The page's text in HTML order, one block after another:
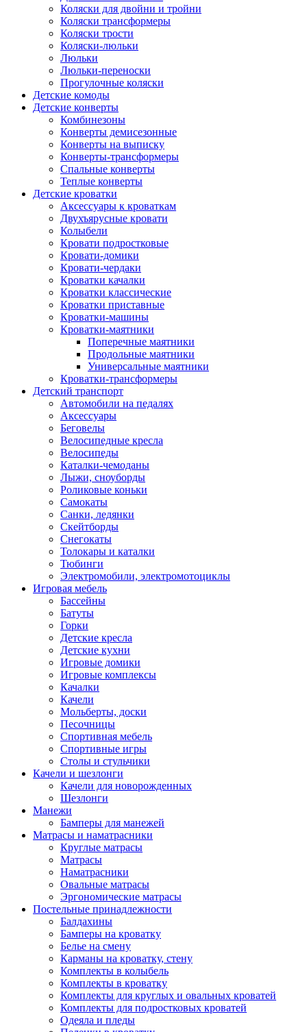
Коляски для двойни и тройни
Коляски трансформеры
Коляски трости
Коляски-люльки
Люльки
Люльки-переноски
Прогулочные коляски
Детские комоды
Детские конверты
Комбинезоны
Конверты демисезонные
Конверты на выписку
Конверты-трансформеры
Спальные конверты
Теплые конверты
Детские кроватки
Аксессуары к кроваткам
Двухъярусные кровати
Колыбели
Кровати подростковые
Кровати-домики
Кровати-чердаки
Кроватки качалки
Кроватки классические
Кроватки приставные
Кроватки-машины
Кроватки-маятники
Поперечные маятники
Продольные маятники
Универсальные маятники
Кроватки-трансформеры
Детский транспорт
Автомобили на педалях
Аксессуары
Беговелы
Велосипедные кресла
Велосипеды
Каталки-чемоданы
Лыжи, сноуборды
Роликовые коньки
Самокаты
Санки, ледянки
Скейтборды
Снегокаты
Толокары и каталки
Тюбинги
Электромобили, электромотоциклы
Игровая мебель
Бассейны
Батуты
Горки
Детские кресла
Детские кухни
Игровые домики
Игровые комплексы
Качалки
Качели
Мольберты, доски
Песочницы
Спортивная мебель
Спортивные игры
Столы и стульчики
Качели и шезлонги
Качели для новорожденных
Шезлонги
Манежи
Бамперы для манежей
Матрасы и наматрасники
Круглые матрасы
Матрасы
Наматрасники
Овальные матрасы
Эргономические матрасы
Постельные принадлежности
Балдахины
Бамперы на кроватку
Белье на смену
Карманы на кроватку, стену
Комплекты в колыбель
Комплекты в кроватку
Комплекты для круглых и овальных кроватей
Комплекты для подростковых кроватей
Одеяла и пледы